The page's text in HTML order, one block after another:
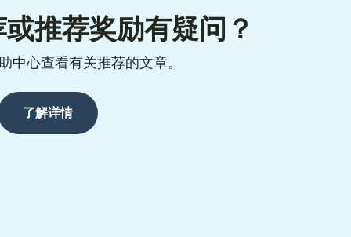
推荐奖励有疑问？
中心查看有关推荐的文章。
了解详情